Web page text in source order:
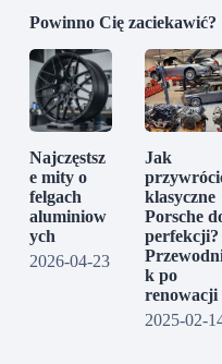
Powinno Cię zaciekawić?
Najczęstsz
e mity o
felgach
aluminiow
ych
2026-04-23
Jak
klasyczne
Porsche
perfekcji?
k po
renowacji
2025-02-